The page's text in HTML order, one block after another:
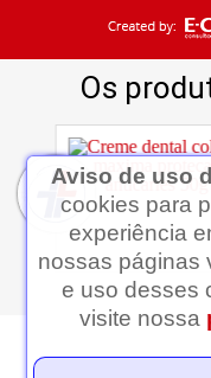
Aviso de uso
cookies para
experiência
nossas páginas
e uso desses
visite nossa